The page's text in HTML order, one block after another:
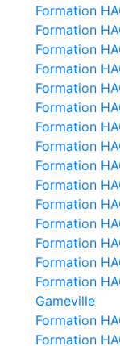
Formation
Formation
Formation
Formation
Formation
Formation
Formation
Formation
Formation
Formation
Formation
Formation
Formation
Formation
Formation
Gameville
Formation
Formation